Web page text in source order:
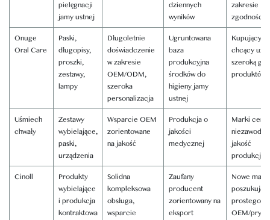
pielęgnacji
jamy ustnej
dziennych
wyników
zakresie
zgodności
Onuge
Oral Care
Paski,
długopisy,
proszki,
zestawy,
lampy
Długoletnie
doświadczenie
w zakresie
OEM/ODM,
szeroka
personalizacja
Ugruntowana
baza
produkcyjna
środków do
higieny jamy
ustnej
Kupujący
chcący
szeroką
produktów
Uśmiech
chwały
Zestawy
wybielające,
paski,
urządzenia
Wsparcie OEM
zorientowane
na jakość
Produkcja o
jakości
medycznej
Marki
niezawodną
jakość
produkcji
Cinoll
Produkty
wybielające
i produkcja
kontraktowa
Solidna
kompleksowa
obsługa,
wsparcie
Zaufany
producent
zorientowany na
eksport
Nowe marki
prostego
OEM/